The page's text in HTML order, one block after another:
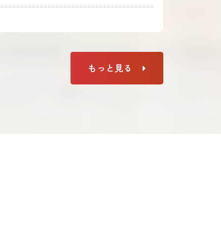
もっと見る